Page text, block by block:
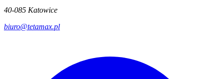
40-085 Katowice
biuro@tetamax.pl